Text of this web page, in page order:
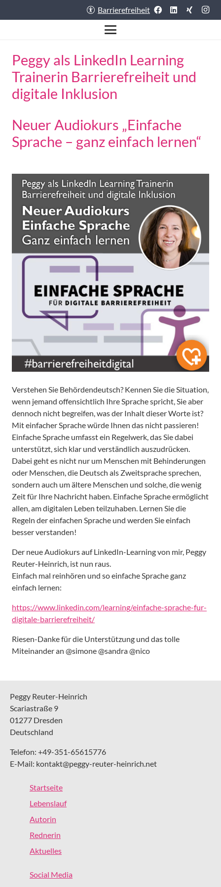
Barrierefreiheit
Peggy als LinkedIn Learning
Trainerin Barrierefreiheit und
digitale Inklusion
Neuer Audiokurs „Einfache
Sprache – ganz einfach lernen“
Verstehen Sie Behördendeutsch? Kennen Sie die Situation,
wenn jemand offensichtlich Ihre Sprache spricht, Sie aber
dennoch nicht begreifen, was der Inhalt dieser Worte ist?
Mit einfacher Sprache würde Ihnen das nicht passieren!
Einfache Sprache umfasst ein Regelwerk, das Sie dabei
unterstützt, sich klar und verständlich auszudrücken.
Dabei geht es nicht nur um Menschen mit Behinderungen
oder Menschen, die Deutsch als Zweitsprache sprechen,
sondern auch um ältere Menschen und solche, die wenig
Zeit für Ihre Nachricht haben. Einfache Sprache ermöglicht
allen, am digitalen Leben teilzuhaben. Lernen Sie die
Regeln der einfachen Sprache und werden Sie einfach
besser verstanden!
Der neue Audiokurs auf LinkedIn-Learning von mir, Peggy
Reuter-Heinrich, ist nun raus.
Einfach mal reinhören und so einfache Sprache ganz
einfach lernen:
https://www.linkedin.com/learning/einfache-sprache-fur-
digitale-barrierefreiheit/
Riesen-Danke für die Unterstützung und das tolle
Miteinander an @simone @sandra @nico
Peggy Reuter-Heinrich
Scariastraße 9
01277 Dresden
Deutschland
Telefon: +49-351-65615776
E-Mail: kontakt@peggy-reuter-heinrich.net
Startseite
Lebenslauf
Autorin
Rednerin
Aktuelles
Social Media